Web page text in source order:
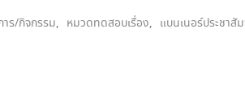
าร/กิจกรรม, หมวดทดสอบเรื่อง, แบนเนอร์ประชาสั